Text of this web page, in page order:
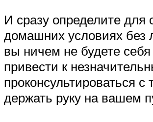
И сразу определите
домашних условиях без
вы ничем не будете
привести к
проконсультироваться
держать руку на вашем